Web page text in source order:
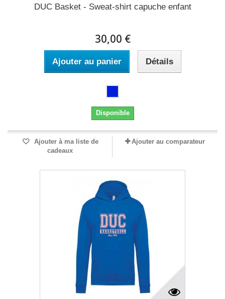
DUC Basket - Sweat-shirt capuche enfant
30,00 €
Ajouter au panier Détails
Disponible
Ajouter à ma liste de
cadeaux
Ajouter au comparateur